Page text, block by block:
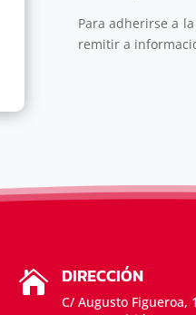
Para adherirse a
remitir a
 DIRECCIÓN
C/ Augusto Figueroa,